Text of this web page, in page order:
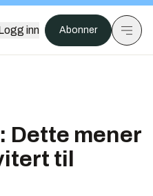
inn Abonner
Dette mener
til